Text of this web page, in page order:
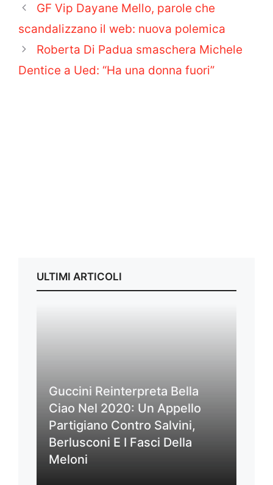
GF Vip Dayane Mello, parole che
scandalizzano il web: nuova polemica
Roberta Di Padua smaschera Michele
Dentice a Ued: “Ha una donna fuori”
ULTIMI ARTICOLI
Guccini Reinterpreta Bella
Ciao Nel 2020: Un Appello
Partigiano Contro Salvini,
Berlusconi E I Fasci Della
Meloni